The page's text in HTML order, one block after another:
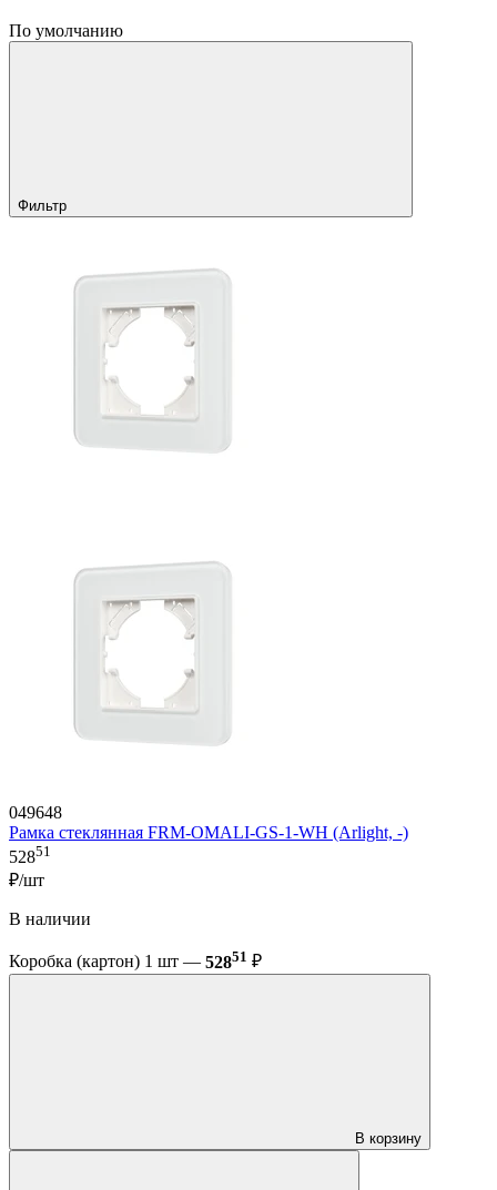
По умолчанию
Фильтр
049648
Рамка стеклянная FRM-OMALI-GS-1-WH (Arlight, -)
52851
₽/шт
В наличии
Коробка (картон) 1 шт — 52851 ₽
В корзину